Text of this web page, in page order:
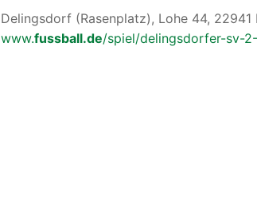
Delingsdorf (Rasenplatz), Lohe 44,
www.fussball.de/spiel/delingsdorfer-sv-